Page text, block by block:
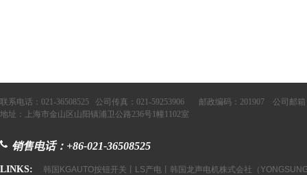
销售电话：+86-021-36508525
LINKS:
韩国KGAUTO按钮开关丨LS产电丨韩国龙声电机株式会社（
联系电话：021-36508525 公司传真：021-59253906 邮政编码：201907 公司邮
地址：上海市金山区山阳镇浦卫公路236号1幢1102室